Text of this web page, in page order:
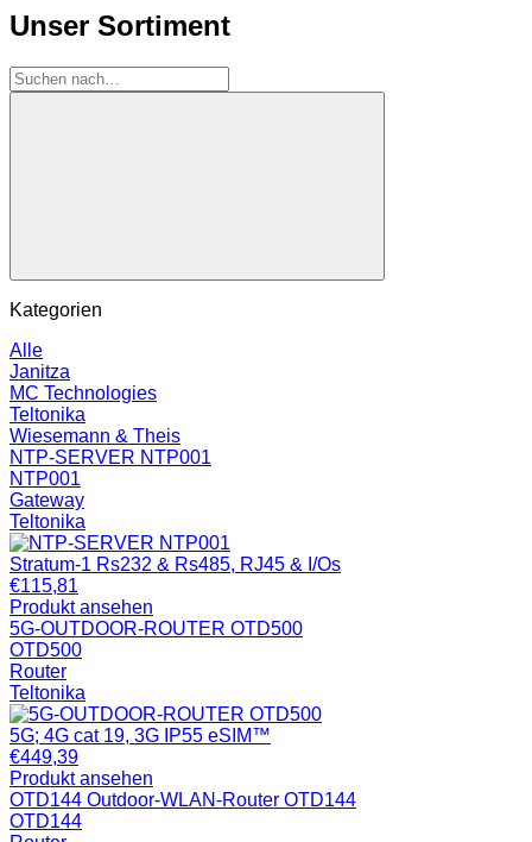
Unser Sortiment
Kategorien
Alle
Janitza
MC Technologies
Teltonika
Wiesemann & Theis
NTP-SERVER NTP001
NTP001
Gateway
Teltonika
Stratum-1 Rs232 & Rs485, RJ45 & I/Os
€115,81
Produkt ansehen
5G-OUTDOOR-ROUTER OTD500
OTD500
Router
Teltonika
5G; 4G cat 19, 3G IP55 eSIM™
€449,39
Produkt ansehen
OTD144 Outdoor-WLAN-Router OTD144
OTD144